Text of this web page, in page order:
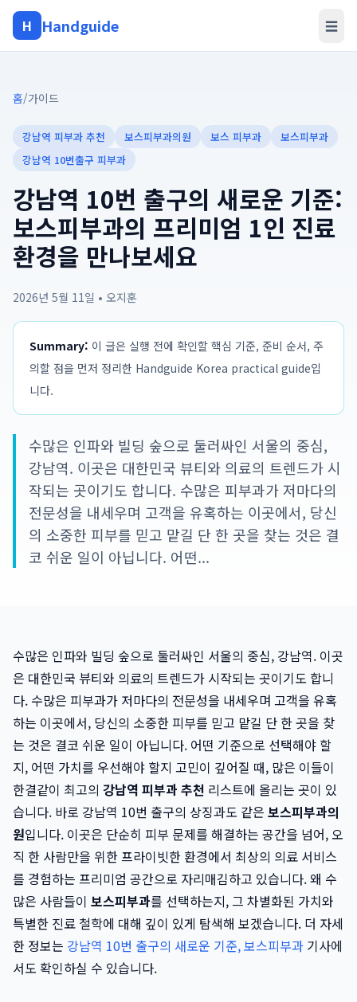
H Handguide ☰
홈/가이드
강남역 피부과 추천 보스피부과의원 보스 피부과
보스피부과
강남역 10번출구 피부과
강남역 10번 출구의 새로운 기준:
보스피부과의 프리미엄 1인 진료
환경을 만나보세요
2026년 5월 11일 • 오지훈
Summary: 이 글은 실행 전에 확인할 핵심 기준, 준비 순서, 주
의할 점을 먼저 정리한 Handguide Korea practical guide입
니다.
수많은 인파와 빌딩 숲으로 둘러싸인 서울의 중심,
강남역. 이곳은 대한민국 뷰티와 의료의 트렌드가 시
작되는 곳이기도 합니다. 수많은 피부과가 저마다의
전문성을 내세우며 고객을 유혹하는 이곳에서, 당신
의 소중한 피부를 믿고 맡길 단 한 곳을 찾는 것은 결
코 쉬운 일이 아닙니다. 어떤...
수많은 인파와 빌딩 숲으로 둘러싸인 서울의 중심, 강남역. 이곳
은 대한민국 뷰티와 의료의 트렌드가 시작되는 곳이기도 합니
다. 수많은 피부과가 저마다의 전문성을 내세우며 고객을 유혹
하는 이곳에서, 당신의 소중한 피부를 믿고 맡길 단 한 곳을 찾
는 것은 결코 쉬운 일이 아닙니다. 어떤 기준으로 선택해야 할
지, 어떤 가치를 우선해야 할지 고민이 깊어질 때, 많은 이들이
한결같이 최고의 강남역 피부과 추천 리스트에 올리는 곳이 있
습니다. 바로 강남역 10번 출구의 상징과도 같은 보스피부과의
원입니다. 이곳은 단순히 피부 문제를 해결하는 공간을 넘어, 오
직 한 사람만을 위한 프라이빗한 환경에서 최상의 의료 서비스
를 경험하는 프리미엄 공간으로 자리매김하고 있습니다. 왜 수
많은 사람들이 보스피부과를 선택하는지, 그 차별화된 가치와
특별한 진료 철학에 대해 깊이 있게 탐색해 보겠습니다. 더 자세
한 정보는 강남역 10번 출구의 새로운 기준, 보스피부과 기사에
서도 확인하실 수 있습니다.